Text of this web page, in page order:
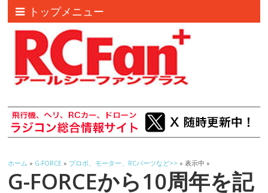
トップメニュー
ホーム » G-FORCE » プロポ、モーター、RCパーツなど>> » 表示中 »
G-FORCEから10周年を記